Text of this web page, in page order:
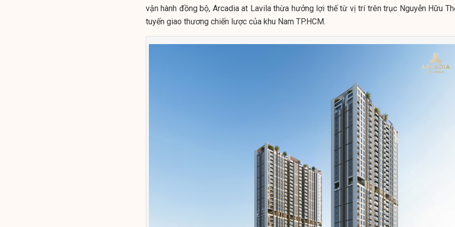
vận hành đồng bộ, Arcadia at Lavila thừa hưởng lợi thế từ vị trí trên trục Nguyễn Hữu
tuyến giao thương chiến lược của khu Nam TP.HCM.